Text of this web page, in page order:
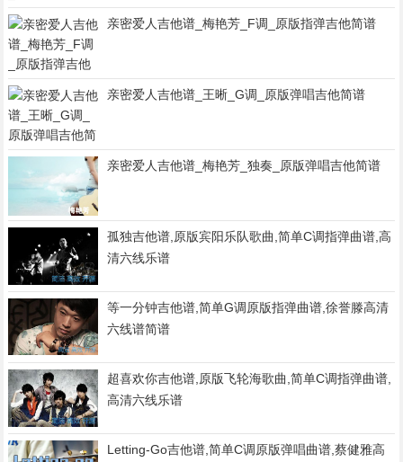
亲密爱人吉他谱_梅艳芳_F调_原版指弹吉他简谱
亲密爱人吉他谱_王晰_G调_原版弹唱吉他简谱
亲密爱人吉他谱_梅艳芳_独奏_原版弹唱吉他简谱
孤独吉他谱,原版宾阳乐队歌曲,简单C调指弹曲谱,高
清六线乐谱
等一分钟吉他谱,简单G调原版指弹曲谱,徐誉滕高清
六线谱简谱
超喜欢你吉他谱,原版飞轮海歌曲,简单C调指弹曲谱,
高清六线乐谱
Letting-Go吉他谱,简单C调原版弹唱曲谱,蔡健雅高